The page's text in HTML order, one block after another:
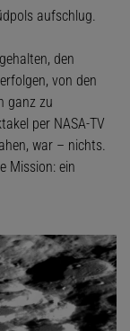
aufschlug.
den
von den
ganz zu
per NASA-TV
war – nichts.
Mission: ein